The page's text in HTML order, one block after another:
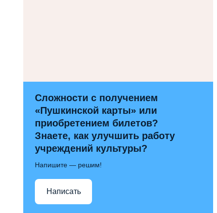
Сложности с получением
«Пушкинской карты» или
приобретением билетов?
Знаете, как улучшить работу
учреждений культуры?
Напишите — решим!
Написать